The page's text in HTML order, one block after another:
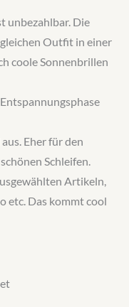
unbezahlbar. Die
Outfit in einer
coole Sonnenbrillen
Eher für den
Schleifen.
Artikeln,
etc. Das kommt cool